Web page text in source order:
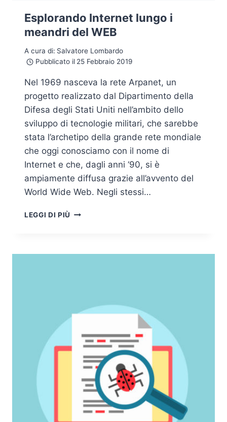
Esplorando Internet lungo i
meandri del WEB
A cura di: Salvatore Lombardo
Pubblicato il 25 Febbraio 2019
Nel 1969 nasceva la rete Arpanet, un
progetto realizzato dal Dipartimento della
Difesa degli Stati Uniti nell’ambito dello
sviluppo di tecnologie militari, che sarebbe
stata l’archetipo della grande rete mondiale
che oggi conosciamo con il nome di
Internet e che, dagli anni ‘90, si è
ampiamente diffusa grazie all’avvento del
World Wide Web. Negli stessi…
LEGGI DI PIÙ ESPLORANDO
MEANDRI